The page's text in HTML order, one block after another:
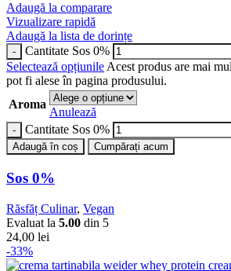
Adaugă la comparare
Vizualizare rapidă
Adaugă la lista de dorințe
Cantitate Sos 0%
Selectează opțiunileAcest produs are mai
pot fi alese în pagina produsului.
Aroma
Anulează
Cantitate Sos 0%
Adaugă în coș Cumpărați acum
Sos 0%
Răsfăț Culinar, Vegan
Evaluat la 5.00 din 5
24,00 lei
-33%